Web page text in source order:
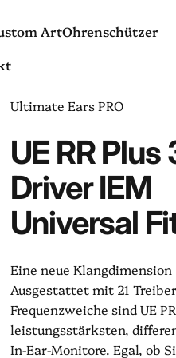
Art
Custom Art
Ohrenschützer
Ultimate Ears PRO
UE RRPlus
DriverIEM
Universal
Eine neue Klangdimension
Ausgestattet mit 21
Frequenzweiche sind UE
leistungsstärksten,
In-Ear-Monitore. Egal, ob